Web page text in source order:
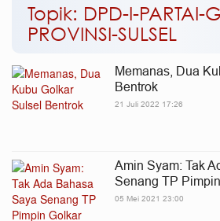
Topik: DPD-I-PARTAI-
PROVINSI-SULSEL
Memanas, Dua
Bentrok
21 Juli 2022 17:26
Amin Syam: Tak
Senang TP
05 Mei 2021 23:00